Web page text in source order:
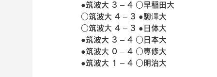
●筑波大 3 – 4 ○早稲田大
○筑波大 4 – 3 ●駒澤大
○筑波大 4 – 3 ●日体大
●筑波大 3 – 4 ○日本大
●筑波大 0 – 4 ○専修大
●筑波大 1 – 4 ○明治大